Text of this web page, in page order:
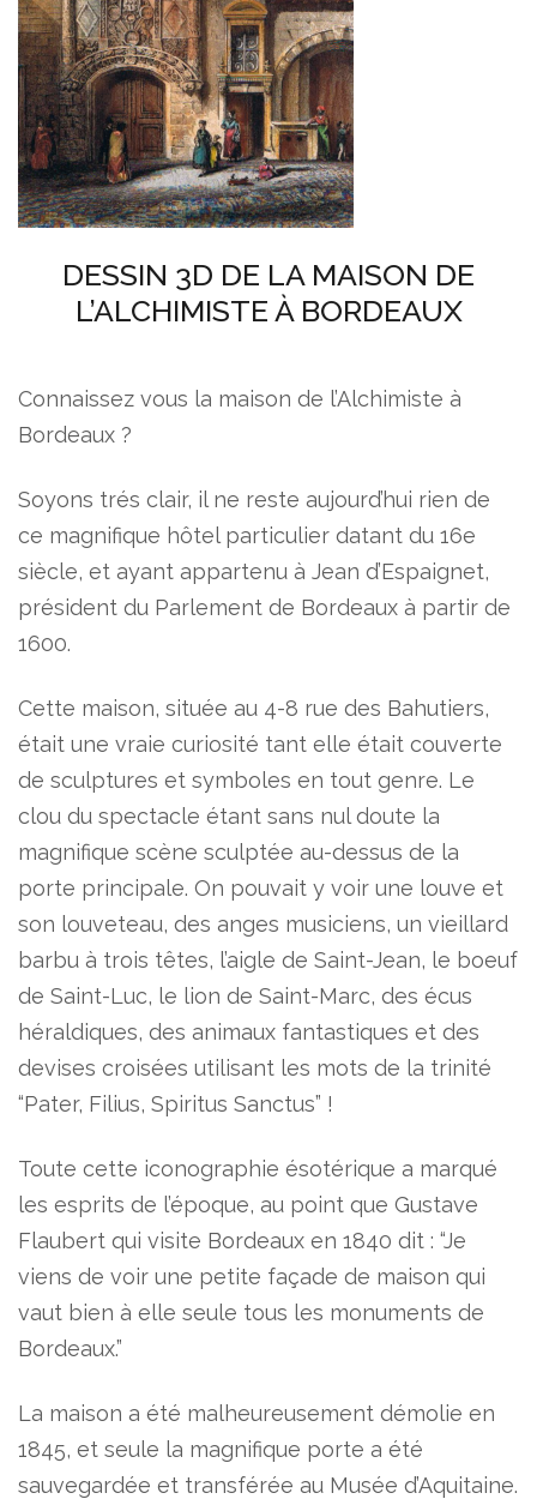
DESSIN 3D DE LA MAISON DE
L’ALCHIMISTE À BORDEAUX
Connaissez vous la maison de l’Alchimiste à
Bordeaux ?
Soyons trés clair, il ne reste aujourd’hui rien de
ce magnifique hôtel particulier datant du 16e
siècle, et ayant appartenu à Jean d’Espaignet,
président du Parlement de Bordeaux à partir de
1600.
Cette maison, située au 4-8 rue des Bahutiers,
était une vraie curiosité tant elle était couverte
de sculptures et symboles en tout genre. Le
clou du spectacle étant sans nul doute la
magnifique scène sculptée au-dessus de la
porte principale. On pouvait y voir une louve et
son louveteau, des anges musiciens, un vieillard
barbu à trois têtes, l’aigle de Saint-Jean, le boeuf
de Saint-Luc, le lion de Saint-Marc, des écus
héraldiques, des animaux fantastiques et des
devises croisées utilisant les mots de la trinité
“Pater, Filius, Spiritus Sanctus” !
Toute cette iconographie ésotérique a marqué
les esprits de l’époque, au point que Gustave
Flaubert qui visite Bordeaux en 1840 dit : “Je
viens de voir une petite façade de maison qui
vaut bien à elle seule tous les monuments de
Bordeaux.”
La maison a été malheureusement démolie en
1845, et seule la magnifique porte a été
sauvegardée et transférée au Musée d’Aquitaine.